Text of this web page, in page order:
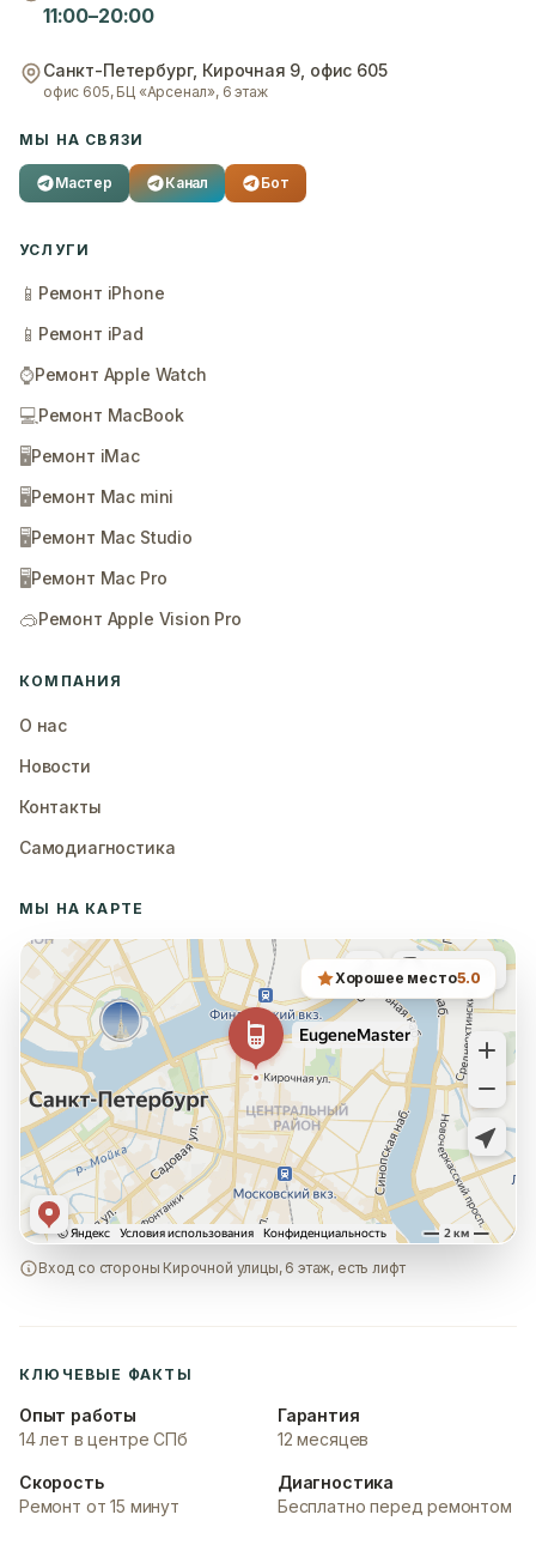
11:00–20:00
Санкт-Петербург, Кирочная 9, офис 605
офис 605, БЦ «Арсенал», 6 этаж
МЫ НА СВЯЗИ
Мастер Канал Бот
УСЛУГИ
📱 Ремонт iPhone
📱 Ремонт iPad
⌚Ремонт Apple Watch
💻Ремонт MacBook
🖥️Ремонт iMac
🖥️Ремонт Mac mini
🖥️Ремонт Mac Studio
🖥️Ремонт Mac Pro
🥽Ремонт Apple Vision Pro
КОМПАНИЯ
О нас
Новости
Контакты
Самодиагностика
МЫ НА КАРТЕ
Хорошее место5.0
Вход со стороны Кирочной улицы, 6 этаж, есть лифт
КЛЮЧЕВЫЕ ФАКТЫ
Опыт работы
14 лет в центре СПб
Гарантия
12 месяцев
Скорость
Ремонт от 15 минут
Диагностика
Бесплатно перед ремонтом